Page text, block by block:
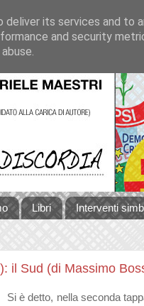
Libri Interventi
il Sud (di Massimo
Si è detto, nella seconda
its services and to
and security